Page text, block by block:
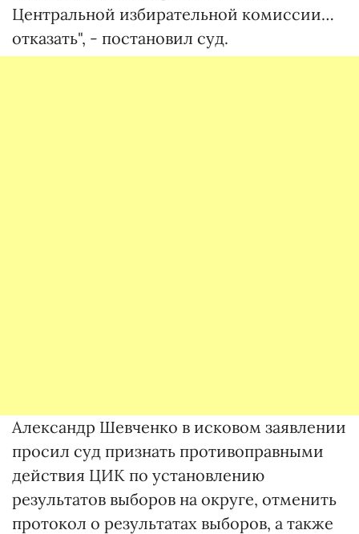
Центральной избирательной комиссии…
отказать", - постановил суд.
Александр Шевченко в исковом заявлении
просил суд признать противоправными
действия ЦИК по установлению
результатов выборов на округе, отменить
протокол о результатах выборов, а также